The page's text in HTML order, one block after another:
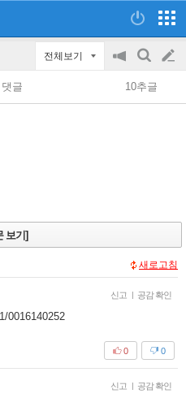
전체보기
공
지
on/off
검
색
글
쓰
글 10추글
보기]
새로고침
신고 | 공감 확인
0016140252
0
0
신고 | 공감 확인